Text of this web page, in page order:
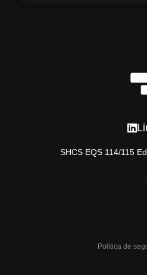
SHCS EQS 114/115
Política de